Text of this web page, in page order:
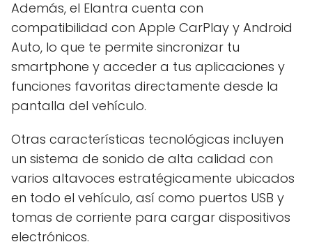
Además, el Elantra cuenta con
compatibilidad con Apple CarPlay y Android
Auto, lo que te permite sincronizar tu
smartphone y acceder a tus aplicaciones y
funciones favoritas directamente desde la
pantalla del vehículo.
Otras características tecnológicas incluyen
un sistema de sonido de alta calidad con
varios altavoces estratégicamente ubicados
en todo el vehículo, así como puertos USB y
tomas de corriente para cargar dispositivos
electrónicos.